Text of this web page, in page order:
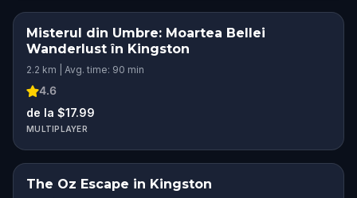
Misterul din Umbre: Moartea Bellei
Wanderlust în Kingston
2.2 km | Avg. time: 90 min
4.6
de la $17.99
MULTIPLAYER
The Oz Escape in Kingston